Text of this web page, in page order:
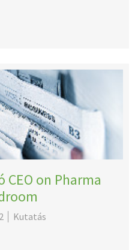
CEO on Pharma
Kutatás